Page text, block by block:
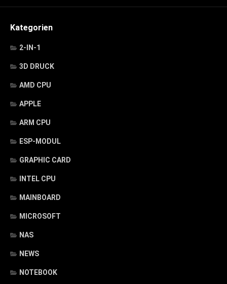
Kategorien
2-IN-1
3D DRUCK
AMD CPU
APPLE
ARM CPU
ESP-MODUL
GRAPHIC CARD
INTEL CPU
MAINBOARD
MICROSOFT
NAS
NEWS
NOTEBOOK